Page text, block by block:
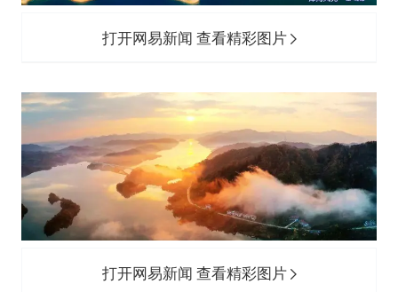
打开网易新闻 查看精彩图片
打开网易新闻 查看精彩图片